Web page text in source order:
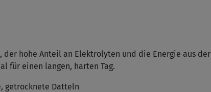
der hohe Anteil an Elektrolyten und die Energie aus der
für einen langen, harten Tag.
getrocknete Datteln